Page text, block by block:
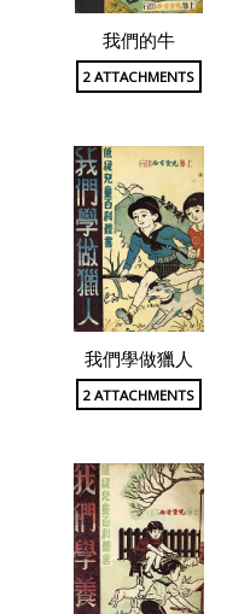
我們的牛
2 ATTACHMENTS
我們學做獵人
2 ATTACHMENTS